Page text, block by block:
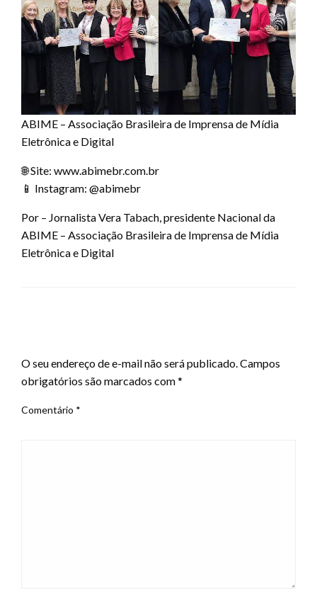
ABIME – Associação Brasileira de Imprensa de Mídia
Eletrônica e Digital
🌐 Site: www.abimebr.com.br
📱 Instagram: @abimebr
Por – Jornalista Vera Tabach, presidente Nacional da
ABIME – Associação Brasileira de Imprensa de Mídia
Eletrônica e Digital
O seu endereço de e-mail não será publicado.Campos
obrigatórios são marcados com*
Comentário *